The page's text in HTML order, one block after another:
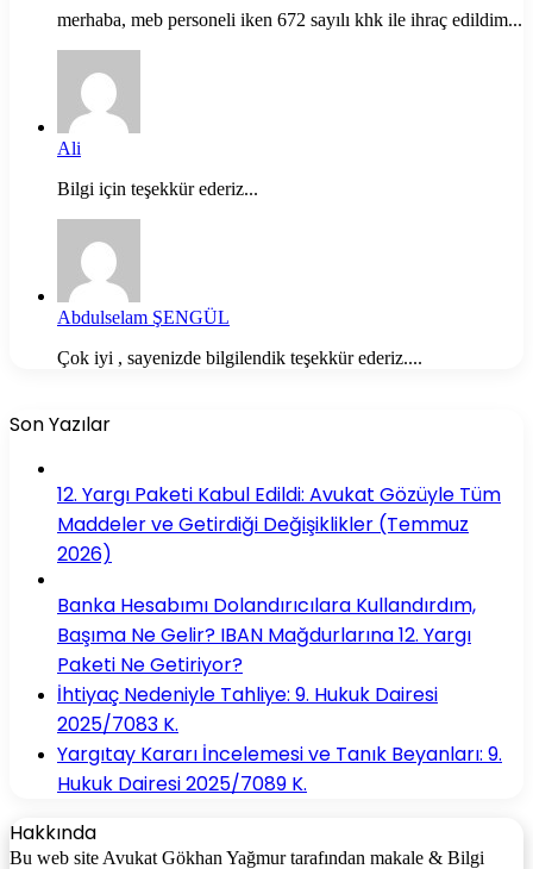
merhaba, meb personeli iken 672 sayılı khk ile ihraç edildim...
Ali
Bilgi için teşekkür ederiz...
Abdulselam ŞENGÜL
Çok iyi , sayenizde bilgilendik teşekkür ederiz....
Son Yazılar
12. Yargı Paketi Kabul Edildi: Avukat Gözüyle Tüm
Maddeler ve Getirdiği Değişiklikler (Temmuz
2026)
Banka Hesabımı Dolandırıcılara Kullandırdım,
Başıma Ne Gelir? IBAN Mağdurlarına 12. Yargı
Paketi Ne Getiriyor?
İhtiyaç Nedeniyle Tahliye: 9. Hukuk Dairesi
2025/7083 K.
Yargıtay Kararı İncelemesi ve Tanık Beyanları: 9.
Hukuk Dairesi 2025/7089 K.
Hakkında
Bu web site Avukat Gökhan Yağmur tarafından makale & Bilgi